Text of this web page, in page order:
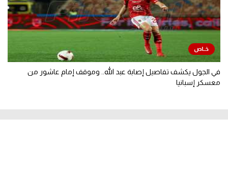
في الجول يكشف تفاصيل إصابة عبد الله.. وموقف إمام عاشور من
معسكر إسبانيا